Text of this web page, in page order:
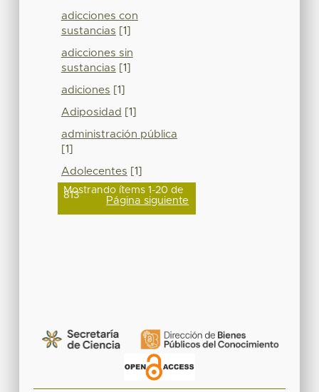
adicciones con
sustancias [1]
adicciones sin
sustancias [1]
adiciones [1]
Adiposidad [1]
administración pública
[1]
Adolecentes [1]
Mostrando ítems 1-20 de
813 Página siguiente